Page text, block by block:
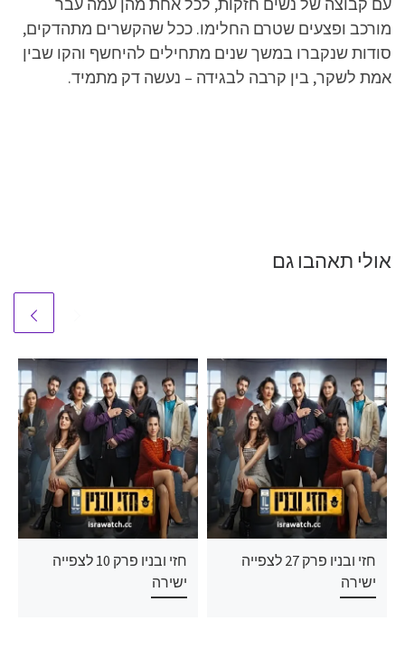
מורכב ופצעים שטרם החלימו. ככל שהקשרים מתהדקים,
סודות שנקברו במשך שנים מתחילים להיחשף והקו שבין
אמת לשקר, בין קרבה לבגידה – נעשה דק מתמיד.
אולי תאהבו גם
חזי ובניו פרק 10 לצפייה
ישירה
חזי ובניו פרק 27 לצפייה
ישירה